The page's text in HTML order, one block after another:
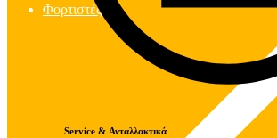
Φορτιστές
Service & Ανταλλακτικά